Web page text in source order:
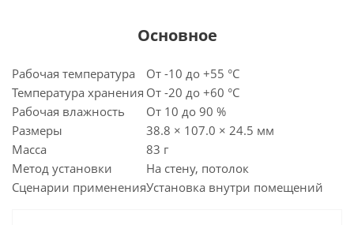
Основное
Рабочая температура
От -10 до +55 °C
Температура хранения От -20 до +60 °C
Рабочая влажность
От 10 до 90 %
Размеры
38.8 × 107.0 × 24.5 мм
Масса
83 г
Метод установки
На стену, потолок
Сценарии примененияУстановка внутри помещений